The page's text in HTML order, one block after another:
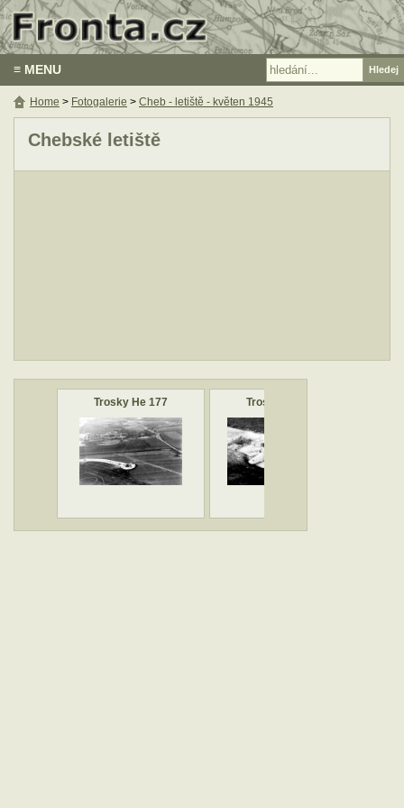
≡ MENU
Chebské letiště
Trosky He 177 Trosky He 177
Home > Fotogalerie > Cheb - letiště - květen 1945